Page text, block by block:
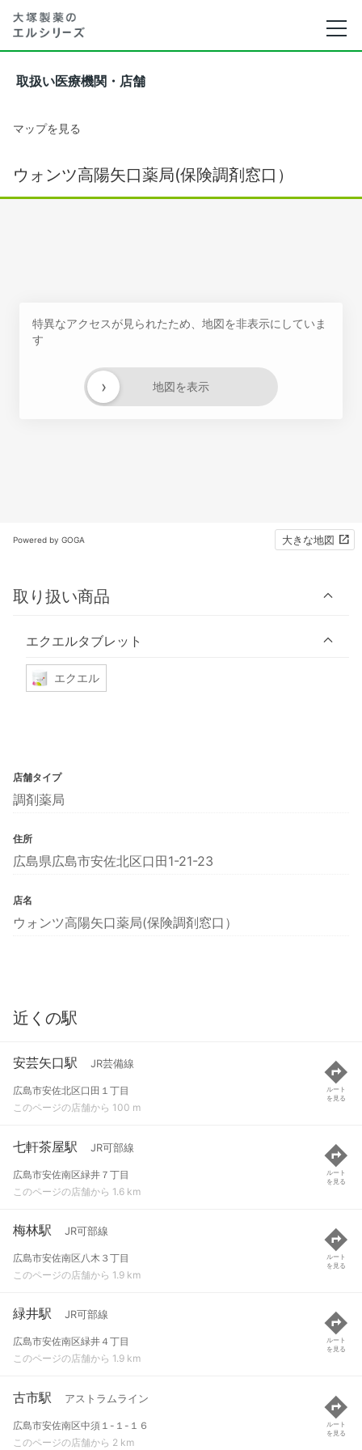
取扱い医療機関・店舗
マップを見る
ウォンツ高陽矢口薬局(保険調剤窓口）
特異なアクセスが見られたため、地図を非表示にしていま
す
地図を表示
›
Powered by GOGA 大きな地図
取り扱い商品
エクエルタブレット
エクエル
店舗タイプ
調剤薬局
住所
広島県広島市安佐北区口田1-21-23
店名
ウォンツ高陽矢口薬局(保険調剤窓口）
近くの駅
安芸矢口駅 JR芸備線
広島市安佐北区口田１丁目
このページの店舗から 100 m
ルート
を見る
七軒茶屋駅 JR可部線
広島市安佐南区緑井７丁目
このページの店舗から 1.6 km
ルート
を見る
梅林駅 JR可部線
広島市安佐南区八木３丁目
このページの店舗から 1.9 km
ルート
を見る
緑井駅 JR可部線
広島市安佐南区緑井４丁目
このページの店舗から 1.9 km
ルート
を見る
古市駅 アストラムライン
広島市安佐南区中須１-１-１６
このページの店舗から 2 km
ルート
を見る